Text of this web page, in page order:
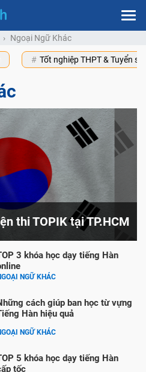
Ngoại Ngữ Khác
Tốt nghiệp THPT & Tuyển
thi TOPIK tại TP.HCM
3 khóa học dạy tiếng Hàn
NGỮ KHÁC
cách giúp ban học từ vựng
Hàn hiệu quả
NGỮ KHÁC
5 khóa học dạy tiếng Hàn
tốc